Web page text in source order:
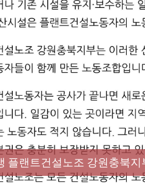
, HL만도가 책임져라 : 청
플랜트건설노조 강원충북지
감시단 사업 이모저모
맹 전국학교비정규직노동
자 합창단 모임